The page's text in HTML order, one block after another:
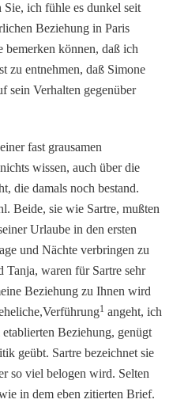
ich fühle es dunkel seit
Beziehung in Paris
bemerken können, daß ich
zu entneh­men, daß Simone
sein Verhalten gegenüber
fast grausamen
wissen, auch über die
die damals noch bestand.
Beide, sie wie Sartre, mußten
Urlaube in den ersten
und Nächte verbringen zu
Tanja, waren für Sartre sehr
Be­ziehung zu Ihnen wird
1 angeht, ich
Bezie­hung, genügt
geübt. Sartre bezeichnet sie
so viel belogen wird. Selten
in dem eben zitier­ten Brief.